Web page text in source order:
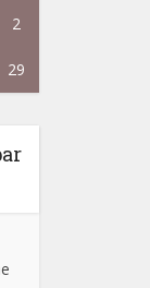
2
29